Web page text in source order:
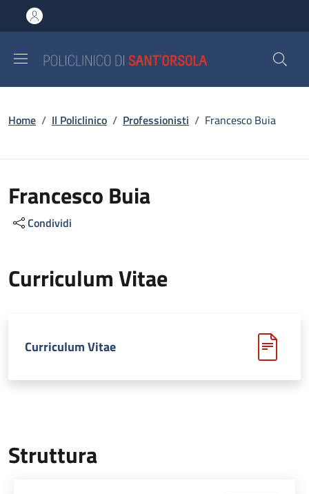
al contenuto principale
to footer content
Briciole di pane
Home / Il Policlinico / Professionisti / Francesco Buia
Francesco Buia
Condividi
Curriculum Vitae
Curriculum Vitae
Struttura